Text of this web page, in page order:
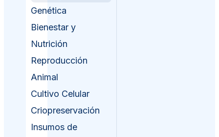
Genética
Bienestar y
Nutrición
Reproducción
Animal
Cultivo Celular
Criopreservación
Insumos de